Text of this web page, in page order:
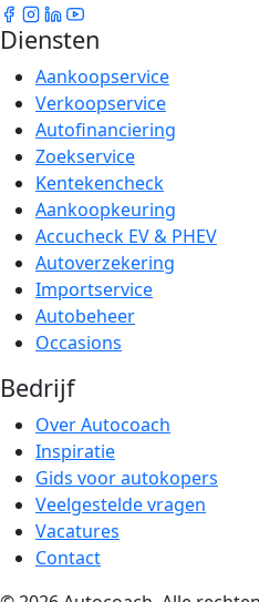
Diensten
Aankoopservice
Verkoopservice
Autofinanciering
Zoekservice
Kentekencheck
Aankoopkeuring
Accucheck EV & PHEV
Autoverzekering
Importservice
Autobeheer
Occasions
Bedrijf
Over Autocoach
Inspiratie
Gids voor autokopers
Veelgestelde vragen
Vacatures
Contact